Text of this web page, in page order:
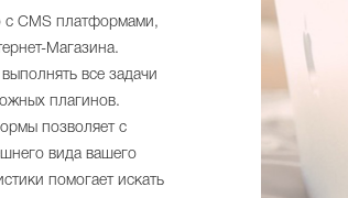
с CMS платформами,
Магазина.
все задачи
плагинов.
позволяет с
вида вашего
помогает искать